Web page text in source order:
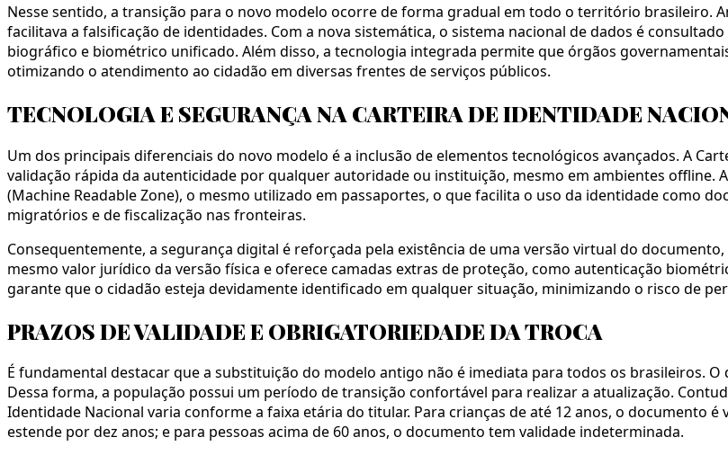
Nesse sentido, a transição para o novo modelo ocorre de forma gradual em todo o território brasileiro.
facilitava a falsificação de identidades. Com a nova sistemática, o sistema nacional de dados é
biográfico e biométrico unificado. Além disso, a tecnologia integrada permite que órgãos
otimizando o atendimento ao cidadão em diversas frentes de serviços públicos.
TECNOLOGIA E SEGURANÇA NA CARTEIRA DE IDENTIDADE
Um dos principais diferenciais do novo modelo é a inclusão de elementos tecnológicos avançados. A
validação rápida da autenticidade por qualquer autoridade ou instituição, mesmo em ambientes offline.
(Machine Readable Zone), o mesmo utilizado em passaportes, o que facilita o uso da identidade como
migratórios e de fiscalização nas fronteiras.
Consequentemente, a segurança digital é reforçada pela existência de uma versão virtual do
mesmo valor jurídico da versão física e oferece camadas extras de proteção, como autenticação
garante que o cidadão esteja devidamente identificado em qualquer situação, minimizando o risco de
PRAZOS DE VALIDADE E OBRIGATORIEDADE DA TROCA
É fundamental destacar que a substituição do modelo antigo não é imediata para todos os brasileiros.
Dessa forma, a população possui um período de transição confortável para realizar a atualização.
Identidade Nacional varia conforme a faixa etária do titular. Para crianças de até 12 anos, o documento é
estende por dez anos; e para pessoas acima de 60 anos, o documento tem validade indeterminada.